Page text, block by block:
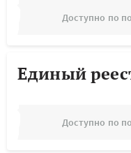
Доступно по
Единый
Доступно по